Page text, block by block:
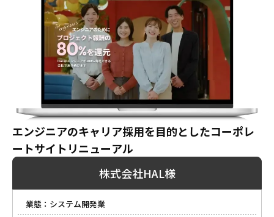
エンジニアのキャリア採用を目的としたコーポレ
ートサイトリニューアル
株式会社HAL様
業態： システム開発業